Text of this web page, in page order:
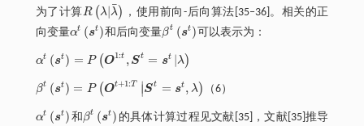
为了计算 R (λ |λ
¯)
Rλ |λ¯
，使用前向-后向算法[35‒36]。相关的正
向变量αt (st )
αts t 和后向变量βt (st )
βts t 可以表示为：
αt (st ) = P (O1:t , St = st |λ )
αts t =P O 1:t ,St =stλ
βt (st ) = P (Ot+1:T ∣∣St = st , λ)
βts t =P O t+1:TSt=st , λ （6）
αt (st )
αts t 和 βt (st )
βts t
的具体计算过程见文献[35]，文献[35]推导